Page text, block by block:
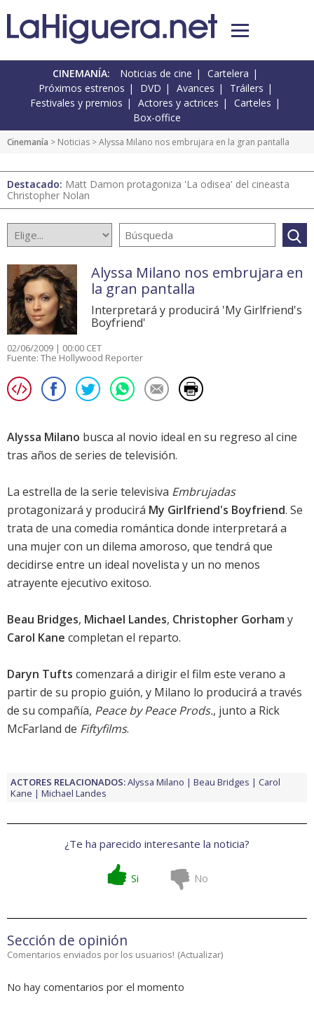
CINEMANÍA: Noticias de cine
Cartelera
Próximos estrenos
DVD Avances
Tráilers
Festivales y premios
Actores y actrices
Carteles
Box-office
Cinemanía > Noticias > Alyssa Milano nos embrujara en la gran pantalla
Destacado: Matt Damon protagoniza 'La odisea' del cineasta
Christopher Nolan
Alyssa Milano nos embrujara en
la gran pantalla
Interpretará y producirá 'My Girlfriend's
Boyfriend'
02/06/2009 | 00:00 CET
Fuente: The Hollywood Reporter
Alyssa Milano busca al novio ideal en su regreso al cine
tras años de series de televisión.
La estrella de la serie televisiva Embrujadas
protagonizará y producirá My Girlfriend's Boyfriend. Se
trata de una comedia romántica donde interpretará a
una mujer con un dilema amoroso, que tendrá que
decidirse entre un ideal novelista y un no menos
atrayente ejecutivo exitoso.
Beau Bridges, Michael Landes, Christopher Gorham y
Carol Kane completan el reparto.
Daryn Tufts comenzará a dirigir el film este verano a
partir de su propio guión, y Milano lo producirá a través
de su compañía, Peace by Peace Prods., junto a Rick
McFarland de Fiftyfilms.
ACTORES RELACIONADOS:Alyssa Milano Beau Bridges
Carol
Kane
Michael Landes
¿Te ha parecido interesante la noticia?
Si No
Sección de opinión
Comentarios enviados por los usuarios! (Actualizar)
No hay comentarios por el momento